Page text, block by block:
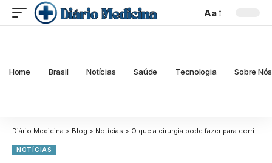
Aa
Home Brasil Notícias Saúde Tecnologia Sobre Nós
Diário Medicina > Blog > Notícias > O que a cirurgia pode fazer para corrigir deformidades congênitas? Descubra!
NOTÍCIAS